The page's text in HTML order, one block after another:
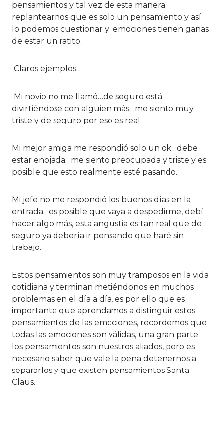
pensamientos y tal vez de esta manera
replantearnos que es solo un pensamiento y así
lo podemos cuestionar y emociones tienen ganas
de estar un ratito.
Claros ejemplos…
Mi novio no me llamó…de seguro está
divirtiéndose con alguien más…me siento muy
triste y de seguro por eso es real.
Mi mejor amiga me respondió solo un ok…debe
estar enojada…me siento preocupada y triste y es
posible que esto realmente esté pasando.
Mi jefe no me respondió los buenos días en la
entrada…es posible que vaya a despedirme, debí
hacer algo más, esta angustia es tan real que de
seguro ya debería ir pensando que haré sin
trabajo.
Estos pensamientos son muy tramposos en la vida
cotidiana y terminan metiéndonos en muchos
problemas en el día a día, es por ello que es
importante que aprendamos a distinguir estos
pensamientos de las emociones, recordemos que
todas las emociones son válidas, una gran parte
los pensamientos son nuestros aliados, pero es
necesario saber que vale la pena detenernos a
separarlos y que existen pensamientos Santa
Claus.